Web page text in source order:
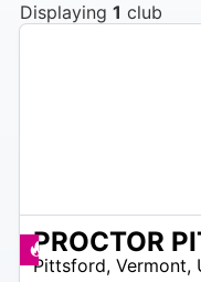
Displaying 1 club
Offerte disponibili
Pittsford, Vermont,